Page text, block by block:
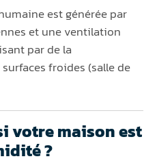
est générée par
et une ventilation
par de la
froides (salle de
votre maison est
?